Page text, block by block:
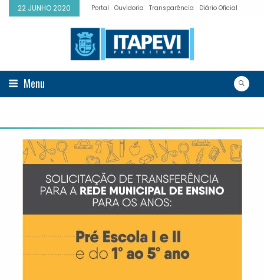
22 JUNHO 2020 Portal Ouvidoria Transparência Diário Oficial
Menu